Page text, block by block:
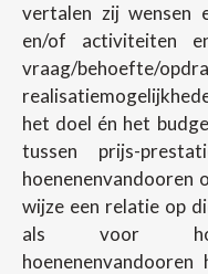
vertalen zij wensen
en/of activiteiten
vraag/behoefte/
het doel én het
tussen prijs-
hoenenenvandooren
wijze een relatie op
als voor